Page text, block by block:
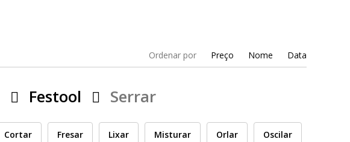
Ordenar por Preço Nome Data
Festool Serrar
Cortar Fresar Lixar Misturar Orlar Oscilar